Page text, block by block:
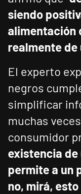
siendo
alimentación
realmente
El experto
negros
simplificar
muchas
consumidor
existencia de
permite a un
no, mirá,